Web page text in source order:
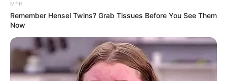
MFH
Remember Hensel Twins? Grab Tissues Before You See Them
Now